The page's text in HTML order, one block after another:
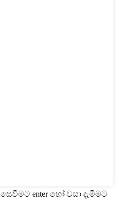
සෙවීමට enter හෝ වසා දැමීමට